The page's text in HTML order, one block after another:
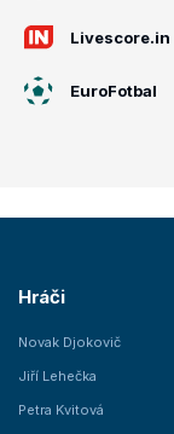
Livescore.in
EuroFotbal
Hráči
Novak Djokovič
Jiří Lehečka
Petra Kvitová